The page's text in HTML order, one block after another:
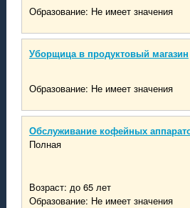
Образование: Не имеет значения
Уборщица в продуктовый магазин
Образование: Не имеет значения
Обслуживание кофейных
Полная
Возраст: до 65 лет
Образование: Не имеет значения